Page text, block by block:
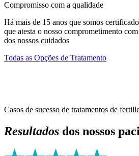
Compromisso com a qualidade
Há mais de 15 anos que somos
que atesta o nosso comprometimento
dos nossos cuidados
Todas as Opções de Tratamento
Casos de sucesso de tratamentos de
Resultados dos nossos